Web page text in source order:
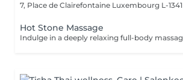
7, Place de Clairefontaine Luxembourg L-1341
Hot Stone Massage